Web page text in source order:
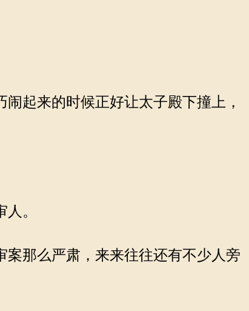
起来的时候正好让太子殿下撞上，
。
那么严肃，来来往往还有不少人旁